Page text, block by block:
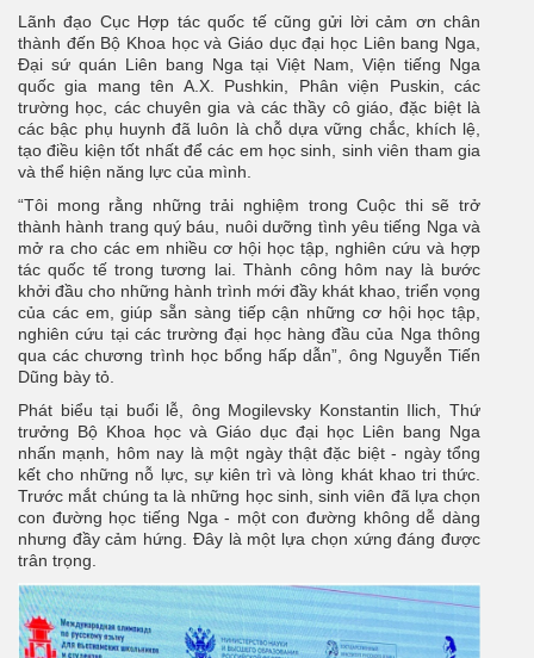
Lãnh đạo Cục Hợp tác quốc tế cũng gửi lời cảm ơn chân
thành đến Bộ Khoa học và Giáo dục đại học Liên bang Nga,
Đại sứ quán Liên bang Nga tại Việt Nam, Viện tiếng Nga
quốc gia mang tên A.X. Pushkin, Phân viện Puskin, các
trường học, các chuyên gia và các thầy cô giáo, đặc biệt là
các bậc phụ huynh đã luôn là chỗ dựa vững chắc, khích lệ,
tạo điều kiện tốt nhất để các em học sinh, sinh viên tham gia
và thể hiện năng lực của mình.
“Tôi mong rằng những trải nghiệm trong Cuộc thi sẽ trở
thành hành trang quý báu, nuôi dưỡng tình yêu tiếng Nga và
mở ra cho các em nhiều cơ hội học tập, nghiên cứu và hợp
tác quốc tế trong tương lai. Thành công hôm nay là bước
khởi đầu cho những hành trình mới đầy khát khao, triển vọng
của các em, giúp sẵn sàng tiếp cận những cơ hội học tập,
nghiên cứu tại các trường đại học hàng đầu của Nga thông
qua các chương trình học bổng hấp dẫn”, ông Nguyễn Tiến
Dũng bày tỏ.
Phát biểu tại buổi lễ, ông Mogilevsky Konstantin Ilich, Thứ
trưởng Bộ Khoa học và Giáo dục đại học Liên bang Nga
nhấn mạnh, hôm nay là một ngày thật đặc biệt - ngày tổng
kết cho những nỗ lực, sự kiên trì và lòng khát khao tri thức.
Trước mắt chúng ta là những học sinh, sinh viên đã lựa chọn
con đường học tiếng Nga - một con đường không dễ dàng
nhưng đầy cảm hứng. Đây là một lựa chọn xứng đáng được
trân trọng.